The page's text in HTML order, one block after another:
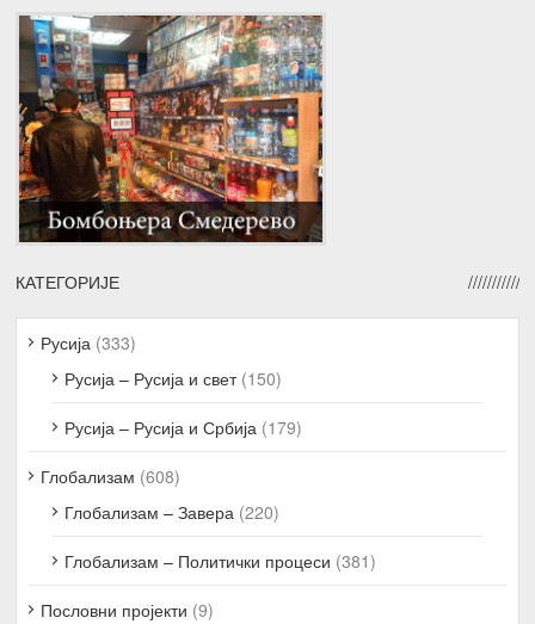
КАТЕГОРИЈЕ
Русија (333)
Русија – Русија и свет(150)
Русија – Русија и Србија (179)
Глобализам (608)
Глобализам – Завера (220)
Глобализам – Политички процеси (381)
Пословни пројекти (9)